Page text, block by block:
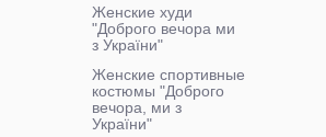
Женские худи
"Доброго вечора ми
з України"
Женские спортивные
костюмы "Доброго
вечора, ми з
України"